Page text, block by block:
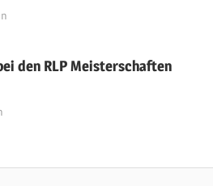
den RLP Meisterschaften